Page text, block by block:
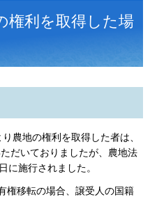
権利を取得した場
農地の権利を取得した者は、
だいておりましたが、農地法
に施行されました。
権移転の場合、譲受人の国籍